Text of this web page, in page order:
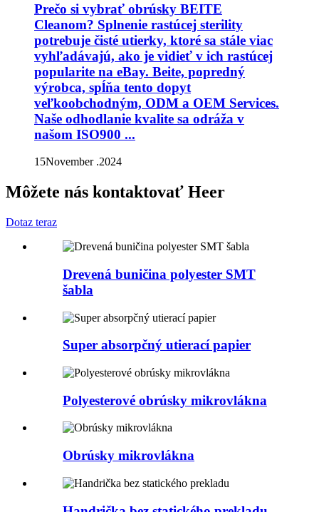
Prečo si vybrať obrúsky BEITE
Cleanom? Splnenie rastúcej sterility
potrebuje čisté utierky, ktoré sa stále viac
vyhľadávajú, ako je vidieť v ich rastúcej
popularite na eBay. Beite, popredný
výrobca, spĺňa tento dopyt
veľkoobchodným, ODM a OEM Services.
Naše odhodlanie kvalite sa odráža v
našom ISO900 ...
15November .2024
Môžete nás kontaktovať Heer
Dotaz teraz
Drevená buničina polyester SMT
šabla
Super absorpčný utierací papier
Polyesterové obrúsky mikrovlákna
Obrúsky mikrovlákna